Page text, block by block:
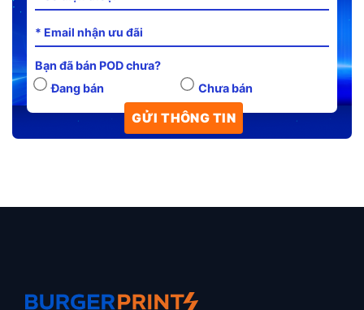
Bạn đã bán POD chưa?
Đang bán
Chưa bán